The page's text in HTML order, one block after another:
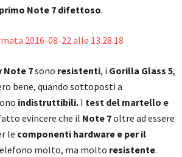
primo Note 7 difettoso.
Note 7sono resistenti, i Gorilla Glass 5,
bene, quando sottoposti a
indistruttibili. I test del martello e
evincere che il Note 7oltre ad essere
le componenti hardware e per il
molto, ma molto resistente.